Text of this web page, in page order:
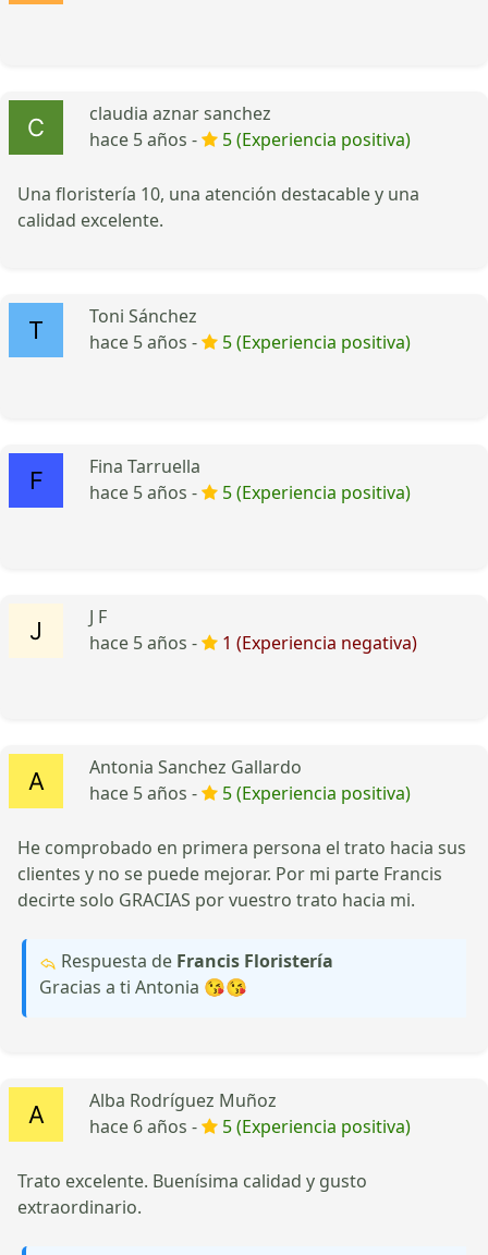
claudia aznar sanchez
hace 5 años -
5 (Experiencia positiva)
Una floristería 10, una atención destacable y una
calidad excelente.
Toni Sánchez
hace 5 años -
5 (Experiencia positiva)
Fina Tarruella
hace 5 años -
5 (Experiencia positiva)
J F
hace 5 años -
1 (Experiencia negativa)
Antonia Sanchez Gallardo
hace 5 años -
5 (Experiencia positiva)
He comprobado en primera persona el trato hacia sus
clientes y no se puede mejorar. Por mi parte Francis
decirte solo GRACIAS por vuestro trato hacia mi.
Respuesta de Francis Floristería
Gracias a ti Antonia 😘😘
Alba Rodríguez Muñoz
hace 6 años -
5 (Experiencia positiva)
Trato excelente. Buenísima calidad y gusto
extraordinario.